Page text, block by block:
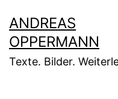
Inhalt
springen
ANDREAS
OPPERMANN
Texte. Bilder.